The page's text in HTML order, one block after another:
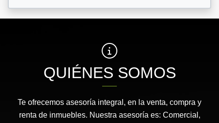
QUIÉNES SOMOS
Te ofrecemos asesoría integral, en la venta, compra y
renta de inmuebles. Nuestra asesoría es: Comercial,